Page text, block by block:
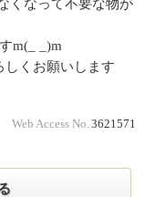
くなって不要な物が
m(_ _)m
しくお願いします
Web Access No. 3621571